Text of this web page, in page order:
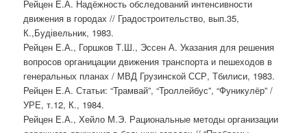
Рейцен Е.А. Надёжность обследований интенсивности
движения в городах // Градостроительство, вып.35,
К.,Будівельник, 1983.
Рейцен Е.А., Горшков Т.Ш., Эссен А. Указания для решения
вопросов органицации движения транспорта и пешеходов в
генеральных планах / МВД Грузинской ССР, Тбилиси, 1983.
Рейцен Е.А. Статьи: “Трамвай”, “Троллейбус”, “Фуникулёр” /
УРЕ, т.12, К., 1984.
Рейцен Е.А., Хейло М.Э. Рациональные методы организации